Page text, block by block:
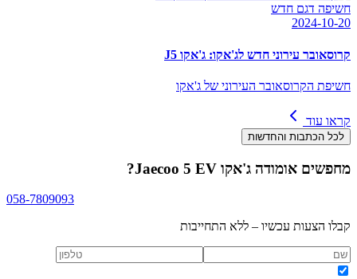
חשיפה דגם חדש
2024-10-20
קרוסאובר עירוני חדש לג'אקו: ג'אקו J5
חשיפת הקרוסאובר העירוני של ג'אקו
קראו עוד
לכל הכתבות והחדשות
מחפשים אומודה ג'אקו Jaecoo 5 EV ?
058-7809093
קבלו הצעות עכשיו – ללא התחייבות